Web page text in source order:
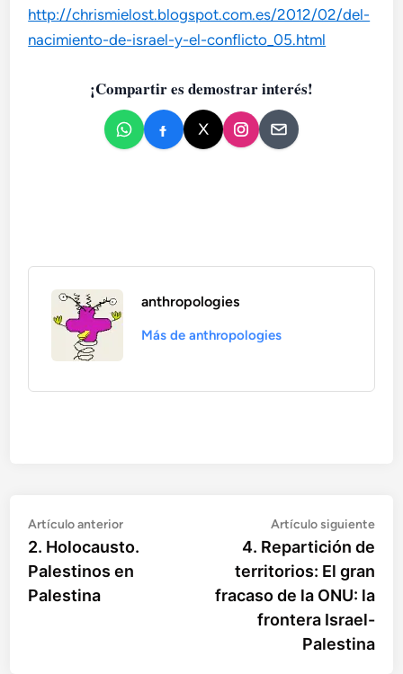
http://chrismielost.blogspot.com.es/2012/02/del-
nacimiento-de-israel-y-el-conflicto_05.html
¡Compartir es demostrar interés!
anthropologies
Más de anthropologies
Navegación
de
entradas
Artículo anteriorArtículo
anterior:
2. Holocausto.
Palestinos en
Palestina
Artículo siguiente
4. Repartición de
territorios: El gran
fracaso de la ONU: la
frontera Israel-
Palestina